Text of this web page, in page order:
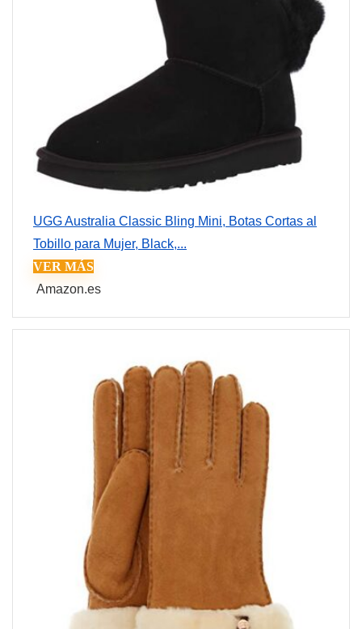
UGG Australia Classic Bling Mini, Botas Cortas al
Tobillo para Mujer, Black,...
VER MÁS
Amazon.es